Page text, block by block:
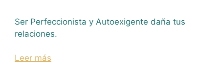
Ser Perfeccionista y Autoexigente daña tus
relaciones.
Leer más